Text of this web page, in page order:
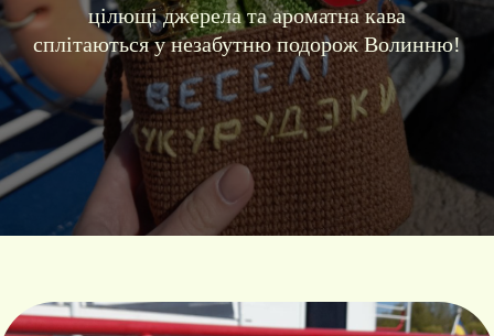
цілющі джерела та ароматна кава
сплітаються у незабутню подорож Волинню!